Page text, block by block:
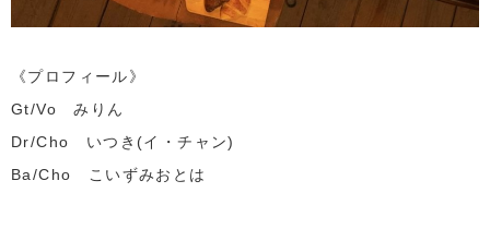
《プロフィール》
Gt/Vo みりん
Dr/Cho いつき(イ・チャン)
Ba/Cho こいずみおとは